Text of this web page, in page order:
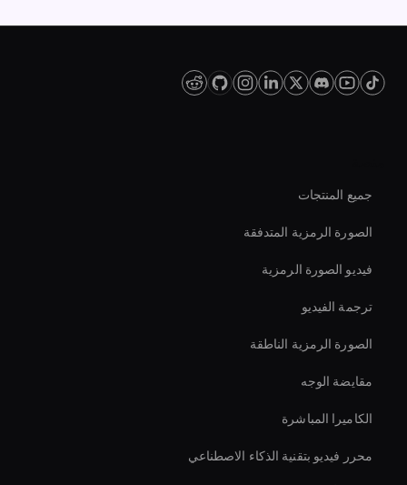
جميع المنتجات
الصورة الرمزية المتدفقة
فيديو الصورة الرمزية
ترجمة الفيديو
الصورة الرمزية الناطقة
مقايضة الوجه
الكاميرا المباشرة
محرر فيديو بتقنية الذكاء الاصطناعي